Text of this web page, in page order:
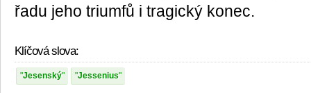
řadu jeho triumfů i tragický konec.
Klíčová slova:
Jesenský Jessenius